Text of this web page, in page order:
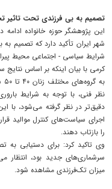
تصمیم به بی فرزندی تحت تاثیر
شهر ایران تأکید دارد که تصمیم
شرایط سیاسی - اجتماعی محیط
دقیق‌تر در نظر گرفته می‌شود، با
اجرای سیاست‌های کنترل موالید
را بازتاب دهند.
وی تاکید کرد: برای دستیابی به
سرشماری‌های جدید بود، انتظار
میزان تک‌فرزندی مشاهده شود.